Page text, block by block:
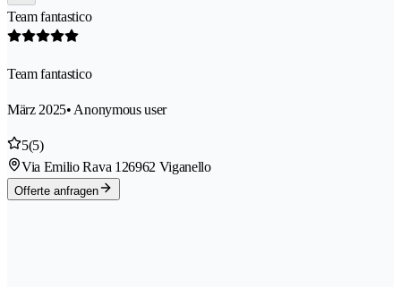
Team fantastico
Team fantastico
März 2025• Anonymous user
5(5)
Via Emilio Rava 126962 Viganello
Offerte anfragen